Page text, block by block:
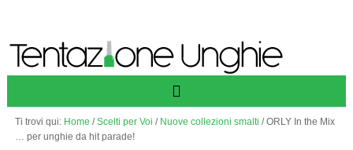
Ti trovi qui: Home / Scelti per Voi / Nuove collezioni smalti /ORLY In the Mix
… per unghie da hit parade!